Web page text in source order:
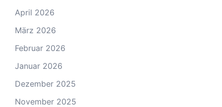
April 2026
März 2026
Februar 2026
Januar 2026
Dezember 2025
November 2025